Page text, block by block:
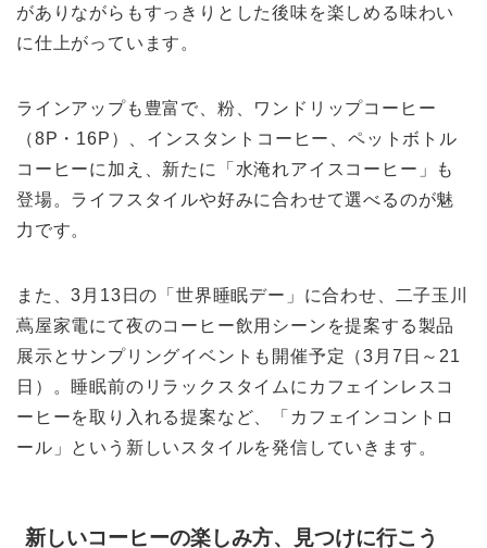
がありながらもすっきりとした後味を楽しめる味わい
に仕上がっています。
ラインアップも豊富で、粉、ワンドリップコーヒー
（8P・16P）、インスタントコーヒー、ペットボトル
コーヒーに加え、新たに「水淹れアイスコーヒー」も
登場。ライフスタイルや好みに合わせて選べるのが魅
力です。
また、3月13日の「世界睡眠デー」に合わせ、二子玉川
蔦屋家電にて夜のコーヒー飲用シーンを提案する製品
展示とサンプリングイベントも開催予定（3月7日～21
日）。睡眠前のリラックスタイムにカフェインレスコ
ーヒーを取り入れる提案など、「カフェインコントロ
ール」という新しいスタイルを発信していきます。
新しいコーヒーの楽しみ方、見つけに行こう